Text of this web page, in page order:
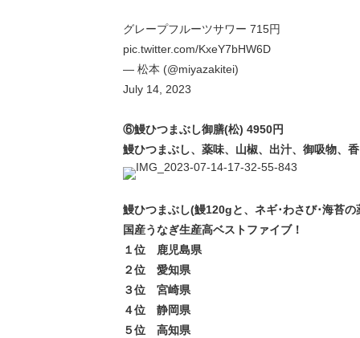
グレープフルーツサワー 715円
pic.twitter.com/KxeY7bHW6D
— 松本 (@miyazakitei)
July 14, 2023
⑥鰻ひつまぶし御膳(松) 4950円
鰻ひつまぶし、薬味、山椒、出汁、御吸物、
鰻ひつまぶし(鰻120gと、ネギ･わさび･海苔
国産うなぎ生産高ベストファイブ！
１位 鹿児島県
２位 愛知県
３位 宮崎県
４位 静岡県
５位 高知県